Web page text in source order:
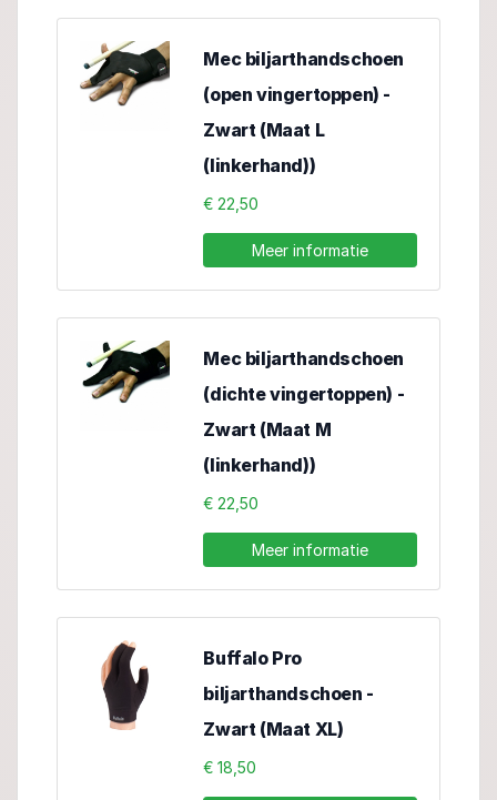
Mec biljarthandschoen
(open vingertoppen) -
Zwart (Maat L
(linkerhand))
€ 22,50
Meer informatie
Mec biljarthandschoen
(dichte vingertoppen) -
Zwart (Maat M
(linkerhand))
€ 22,50
Meer informatie
Buffalo Pro
biljarthandschoen -
Zwart (Maat XL)
€ 18,50